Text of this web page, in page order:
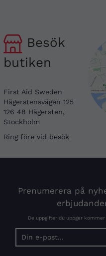
Besök
butiken
First Aid Sweden
Hägerstensvägen 125
126 48 Hägersten,
Stockholm
Ring före vid besök
Prenumerera på
De uppgifter du uppger